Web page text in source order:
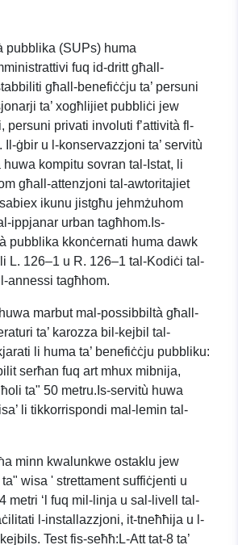
pubblika (SUPs) huma
fuq id-dritt għall-
għall-benefiċċju ta’ persuni
ta’ xogħlijiet pubbliċi jew
persuni privati involuti f’attività fl-
ġbir u l-konservazzjoni ta’ servitù
huwa kompitu sovran tal-Istat, li
għall-attenzjoni tal-awtoritajiet
ikunu jistgħu jehmżuhom
ippjanar urban tagħhom.Is-
pubblika kkonċernati huma dawk
L. 126–1 u R. 126–1 tal-Kodiċi tal-
annessi tagħhom.
marbut mal-possibbiltà għall-
ta’ karozza bil-kejbil tal-
li huma ta’ benefiċċju pubbliku:
serħan fuq art mhux mibnija,
ta" 50 metru.Is-servitù huwa
li tikkorrispondi mal-lemin tal-
minn kwalunkwe ostaklu jew
wisa ' strettament suffiċjenti u
metri ‘l fuq mil-linja u sal-livell tal-
l-installazzjoni, it-tneħħija u l-
Test fis-seħħ:L-Att tat-8 ta’